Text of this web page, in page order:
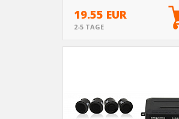
19.55 EUR
2-5 TAGE